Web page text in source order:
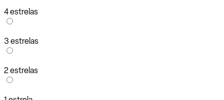
4 estrelas
3 estrelas
2 estrelas